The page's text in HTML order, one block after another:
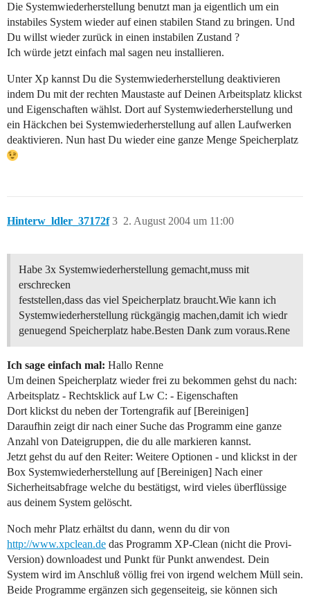
Die Systemwiederherstellung benutzt man ja eigentlich um ein
instabiles System wieder auf einen stabilen Stand zu bringen. Und
Du willst wieder zurück in einen instabilen Zustand ?
Ich würde jetzt einfach mal sagen neu installieren.
Unter Xp kannst Du die Systemwiederherstellung deaktivieren
indem Du mit der rechten Maustaste auf Deinen Arbeitsplatz klickst
und Eigenschaften wählst. Dort auf Systemwiederherstellung und
ein Häckchen bei Systemwiederherstellung auf allen Laufwerken
deaktivieren. Nun hast Du wieder eine ganze Menge Speicherplatz
Hinterw_ldler_37172f 2. August 2004 um 11:00
3
Habe 3x Systemwiederherstellung gemacht,muss mit
erschrecken
feststellen,dass das viel Speicherplatz braucht.Wie kann ich
Systemwiederherstellung rückgängig machen,damit ich wiedr
genuegend Speicherplatz habe.Besten Dank zum voraus.Rene
Ich sage einfach mal: Hallo Renne
Um deinen Speicherplatz wieder frei zu bekommen gehst du nach:
Arbeitsplatz - Rechtsklick auf Lw C: - Eigenschaften
Dort klickst du neben der Tortengrafik auf [Bereinigen]
Daraufhin zeigt dir nach einer Suche das Programm eine ganze
Anzahl von Dateigruppen, die du alle markieren kannst.
Jetzt gehst du auf den Reiter: Weitere Optionen - und klickst in der
Box Systemwiederherstellung auf [Bereinigen] Nach einer
Sicherheitsabfrage welche du bestätigst, wird vieles überflüssige
aus deinem System gelöscht.
Noch mehr Platz erhältst du dann, wenn du dir von
http://www.xpclean.de das Programm XP-Clean (nicht die Provi-
Version) downloadest und Punkt für Punkt anwendest. Dein
System wird im Anschluß völlig frei von irgend welchem Müll sein.
Beide Programme ergänzen sich gegenseiteig, sie können sich